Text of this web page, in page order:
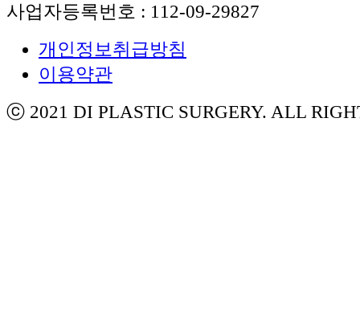
사업자등록번호 : 112-09-29827
개인정보취급방침
이용약관
ⓒ 2021 DI PLASTIC SURGERY. ALL